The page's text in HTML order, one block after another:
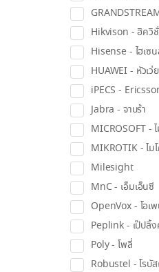
Hikvison - ฮิควิ
Hisense - ไฮเซ
HUAWEI - หัวเว่ย
iPECS -
Jabra - จาบร้า
MICROSOFT -
MIKROTIK - ไม
Milesight
MnC - เอ็มเอ็นซี
OpenVox - โอเ
Peplink - เป๊ปลิ้
Poly - โพลี่
Robustel - โรบัส